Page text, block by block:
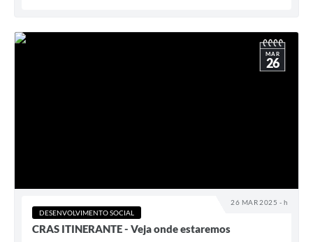
26 MAR 2025 - h
MAR
26
DESENVOLVIMENTO SOCIAL
CRAS ITINERANTE - Veja onde estaremos